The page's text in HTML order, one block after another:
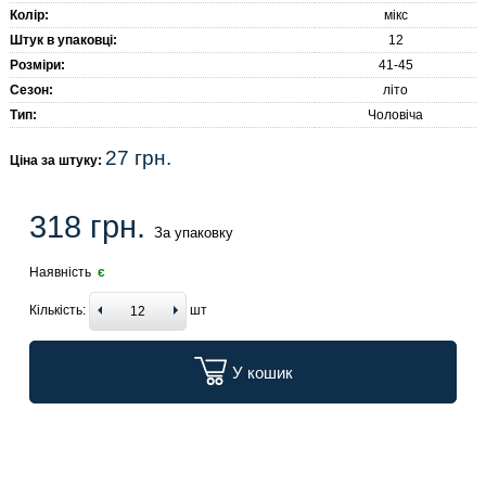
Колір:
мікс
Штук в упаковці:
12
Розміри:
41-45
Сезон:
літо
Тип:
Чоловіча
Ціна за штуку: 27 грн.
318 грн. За упаковку
Наявність є
Кількість: шт
У кошик